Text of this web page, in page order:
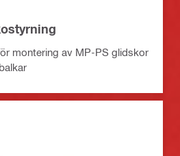
montering av MP-PS glidskor